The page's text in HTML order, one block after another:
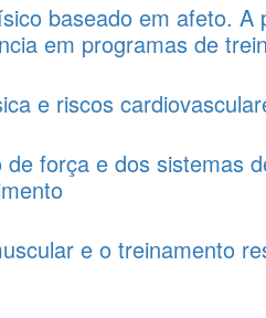
baseado em afeto. A
em programas de
e riscos
força e dos sistemas
e o treinamento